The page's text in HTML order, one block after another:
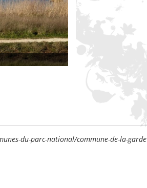
du-parc-national/commune-de-la-garde